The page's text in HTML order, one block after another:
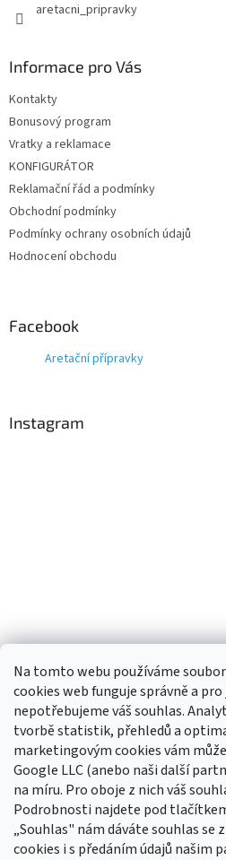
Na tomto webu používáme
cookies web funguje správně a
nepotřebujeme váš souhlas.
tvorbě statistik, přehledů a
marketingovým cookies vám
Google LLC (anebo naši další
na míru. Pro oboje z nich váš
Podrobnosti najdete pod
„Souhlas" nám dáváte souhlas se
cookies i s předáním údajů našim
aretacni_pripravky
Informace pro Vás
Kontakty
Bonusový program
Vratky a reklamace
KONFIGURÁTOR
Reklamační řád a podmínky
Obchodní podmínky
Podmínky ochrany osobních údajů
Hodnocení obchodu
Facebook
Aretační přípravky
Instagram
Sledovat na Instagramu
Odebírat newsletter
Vložte svůj e-mail a my vám budeme
produktech na našem e-shopu.